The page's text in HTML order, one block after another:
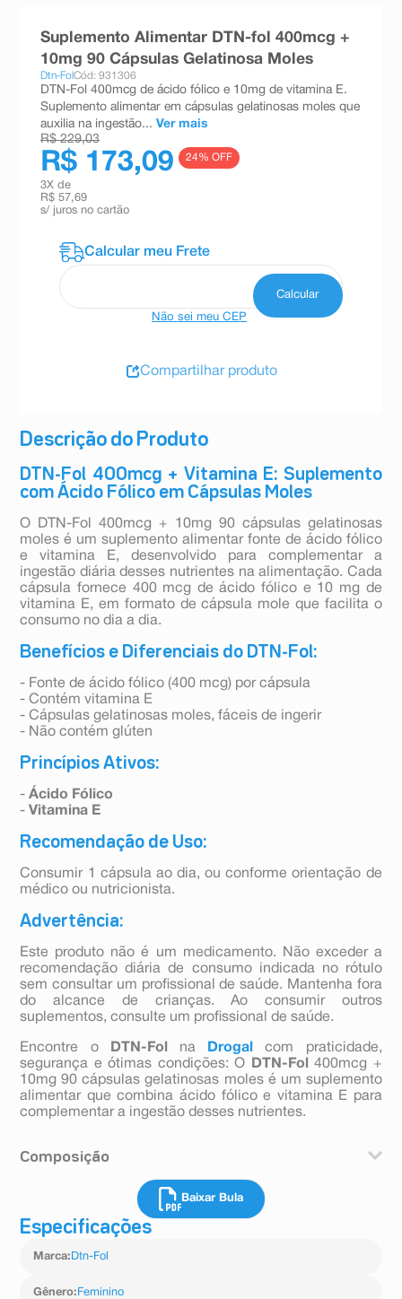
Descrição do Produto
DTN-Fol 400mcg + Vitamina E: Suplemento
com Ácido Fólico em Cápsulas Moles
O DTN-Fol 400mcg + 10mg 90 cápsulas gelatinosas
moles é um suplemento alimentar fonte de ácido fólico
e vitamina E, desenvolvido para complementar a
ingestão diária desses nutrientes na alimentação. Cada
cápsula fornece 400 mcg de ácido fólico e 10 mg de
vitamina E, em formato de cápsula mole que facilita o
consumo no dia a dia.
Benefícios e Diferenciais do DTN-Fol:
- Fonte de ácido fólico (400 mcg) por cápsula
- Contém vitamina E
- Cápsulas gelatinosas moles, fáceis de ingerir
- Não contém glúten
Princípios Ativos:
-Ácido Fólico
-Vitamina E
Recomendação de Uso:
Consumir 1 cápsula ao dia, ou conforme orientação de
médico ou nutricionista.
Advertência:
Este produto não é um medicamento. Não exceder a
recomendação diária de consumo indicada no rótulo
sem consultar um profissional de saúde. Mantenha fora
do alcance de crianças. Ao consumir outros
suplementos, consulte um profissional de saúde.
Encontre o DTN-Fol na Drogal
com praticidade,
segurança e ótimas condições: O
DTN-Fol
400mcg +
10mg 90 cápsulas gelatinosas moles é um suplemento
alimentar que combina ácido fólico e vitamina E para
complementar a ingestão desses nutrientes.
Composição
Óleo de soja, acetato de racealfatocoferol (vit E), água,
gelificante: gelatina, umectante: glicerol, emulsificante:
lecitina de soja e éster de sorbitano
etoxilado, espessante: cera branca, agente carreador:
de ferro amarelo, amarelo crespúsculo e vermelho
Baixar Bula
Especificações
Marca: Dtn-Fol
Gênero: Feminino
Suplemento Alimentar DTN-fol 400mcg +
10mg 90 Cápsulas Gelatinosa Moles
Dtn-FolCód: 931306
DTN-Fol 400mcg de ácido fólico e 10mg de vitamina E.
Suplemento alimentar em cápsulas gelatinosas moles que
auxilia na ingestão... Ver mais
R$ 229,03
R$ 173,09 24% OFF
3X de
R$ 57,69
s/ juros no cartão
Não sei meu CEP
Compartilhar produto
teste gravidez
10ºesmalte